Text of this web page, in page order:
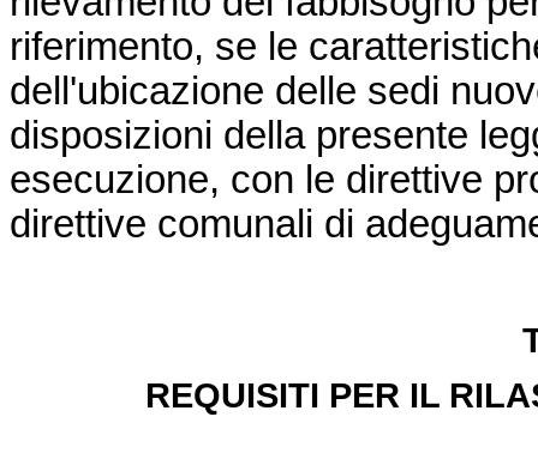
riferimento, se le
dell'ubicazione delle sedi
disposizioni della presente
esecuzione, con le direttive
direttive comunali di
REQUISITI PER IL